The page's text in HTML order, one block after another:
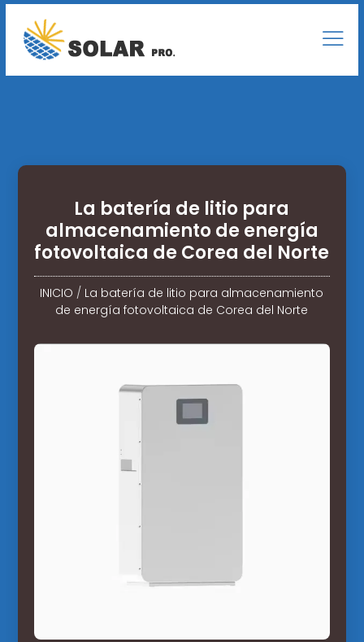
La batería de litio para
almacenamiento de energía
fotovoltaica de Corea del Norte
INICIO / La batería de litio para almacenamiento
de energía fotovoltaica de Corea del Norte